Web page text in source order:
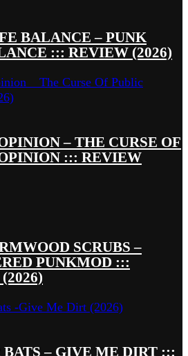
BALANCE – PUNK
::: REVIEW (2026)
– THE CURSE OF
::: REVIEW
SCRUBS –
PUNKMOD :::
BATS – GIVE ME DIRT :::